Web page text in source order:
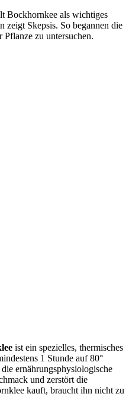
Bockhornkee als wichtiges
zeigt Skepsis. So begannen die
Pflanze zu untersuchen.
ist ein spezielles, thermisches
1 Stunde auf 80°
ernährungsphysiologische
und zerstört die
kauft, braucht ihn nicht zu